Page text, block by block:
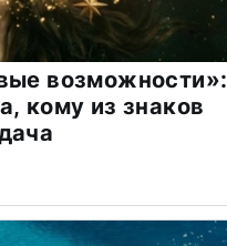
возможности»:
кому из знаков